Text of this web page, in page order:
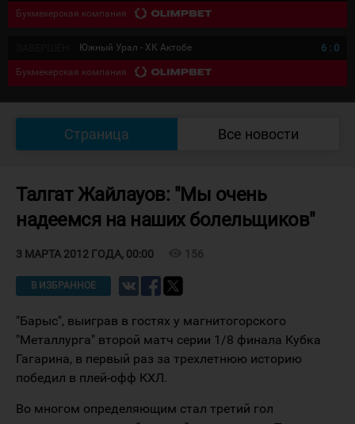
Букмекерская компания
Южный Урал - ХК Актобе 6 : 0
Букмекерская компания
Страница Все новости
Талгат Жайлауов: "Мы очень
надеемся на наших болельщиков"
3 МАРТА 2012 ГОДА, 00:00 156
В ИЗБРАННОЕ
"Барыс", выиграв в гостях у магнитогорского
"Металлурга" второй матч серии 1/8 финала Кубка
Гагарина, в первый раз за трехлетнюю историю
победил в плей-офф КХЛ.
Во многом определяющим стал третий гол